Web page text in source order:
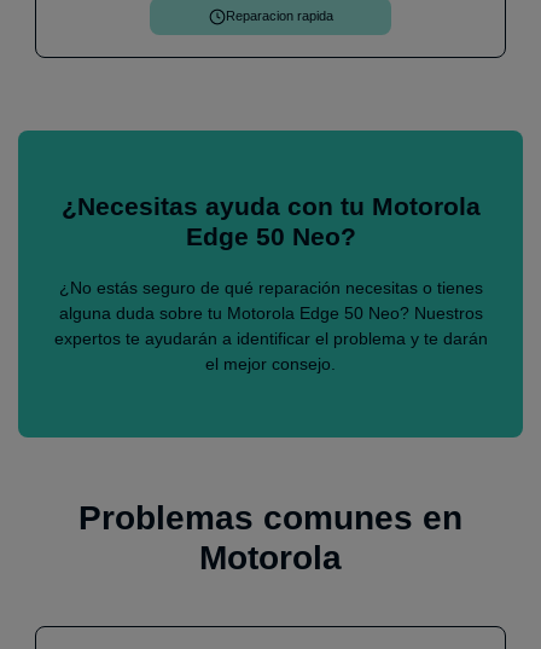
Reparacion rapida
¿Necesitas ayuda con tu Motorola
Edge 50 Neo?
¿No estás seguro de qué reparación necesitas o tienes
alguna duda sobre tu Motorola Edge 50 Neo? Nuestros
expertos te ayudarán a identificar el problema y te darán
el mejor consejo.
Problemas comunes en
Motorola